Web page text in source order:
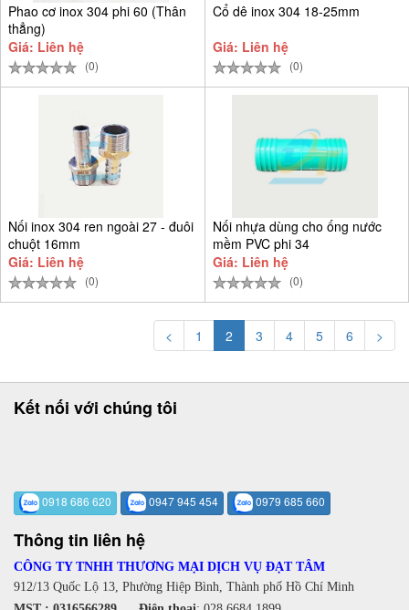
Phao cơ inox 304 phi 60 (Thân
thẳng)
Giá: Liên hệ
(0)
Cổ dê inox 304 18-25mm
Giá: Liên hệ
(0)
Nối inox 304 ren ngoài 27 - đuôi
chuột 16mm
Giá: Liên hệ
(0)
Nối nhựa dùng cho ống nước
mềm PVC phi 34
Giá: Liên hệ
(0)
< 1 2 3 4 5 6 >
Kết nối với chúng tôi
0918 686 620 0947 945 454 0979 685 660
Thông tin liên hệ
CÔNG TY TNHH THƯƠNG MẠI DỊCH VỤ ĐẠT TÂM
912/13 Quốc Lộ 13, Phường Hiệp Bình, Thành phố Hồ Chí Minh